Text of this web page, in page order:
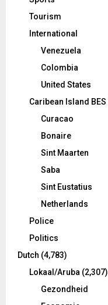
Tourism
International
Venezuela
Colombia
United States
Caribean Island BES
Curacao
Bonaire
Sint Maarten
Saba
Sint Eustatius
Netherlands
Police
Politics
Dutch (4,783)
Lokaal/Aruba (2,307)
Gezondheid